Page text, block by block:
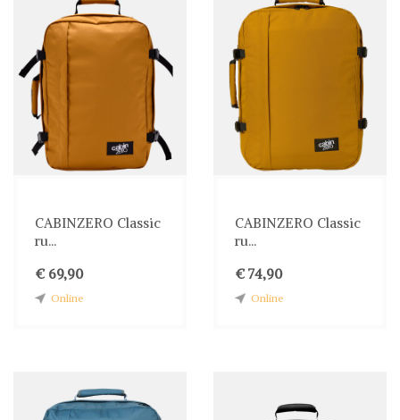
CABINZERO Classic
ru...
€ 69,90
Online
CABINZERO Classic
ru...
€ 74,90
Online